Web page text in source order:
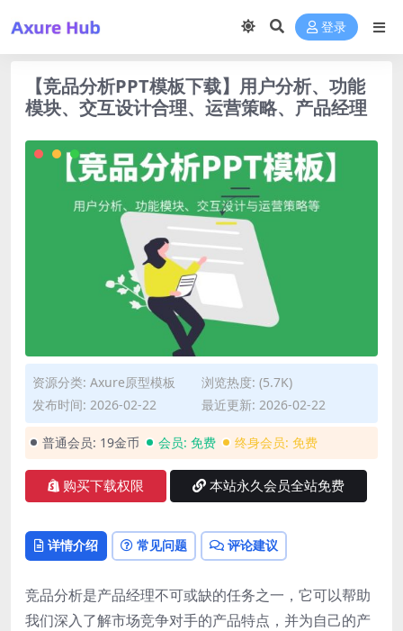
登录
【竞品分析PPT模板下载】用户分析、功能
模块、交互设计合理、运营策略、产品经理
资源分类: Axure原型模板
浏览热度: (5.7K)
发布时间: 2026-02-22
最近更新: 2026-02-22
普通会员: 19金币 会员: 免费 终身会员: 免费
购买下载权限 本站永久会员全站免费
详情介绍 常见问题 评论建议
竞品分析是产品经理不可或缺的任务之一，它可以帮助
我们深入了解市场竞争对手的产品特点，并为自己的产